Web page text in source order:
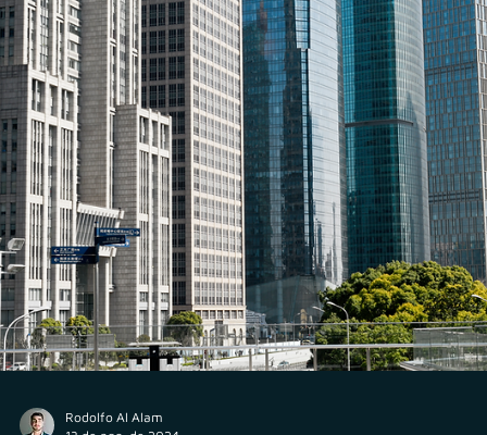
Yago Leitune
22 de ago. de 2024
Assessores de Investimentos (AI)
O que é necessário para credenciar uma PJ de
Assessoria de Investimentos na ANCORD?